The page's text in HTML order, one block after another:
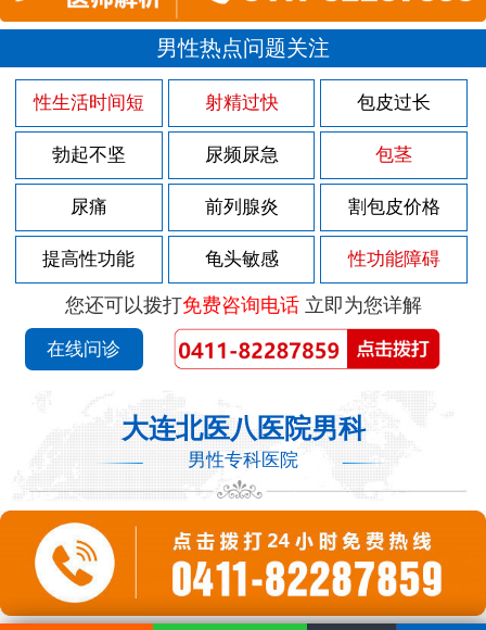
男性热点问题关注
性生活时间短 射精过快 包皮过长
勃起不坚 尿频尿急 包茎
尿痛 前列腺炎 割包皮价格
提高性功能 龟头敏感 性功能障碍
您还可以拨打免费咨询电话立即为您详解
在线问诊
大连北医八医院男科
男性专科医院